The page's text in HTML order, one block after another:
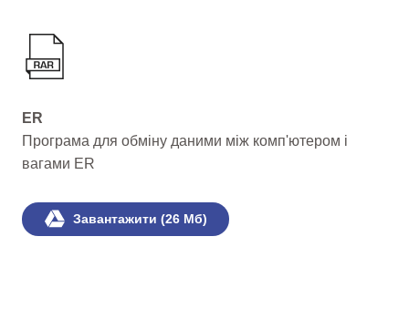
ER
Програма для обміну даними між комп'ютером і
вагами ER
Завантажити (26 Мб)